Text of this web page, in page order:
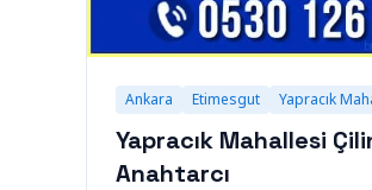
Ankara Etimesgut Yapracık
Yapracık Mahallesi
Anahtarcı